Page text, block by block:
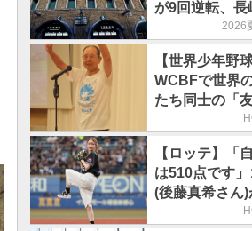
が9回逆転、長
は15得点で大
2026
【世界少年野
WCBFで世界
たち同士の「
輪」が広がる
【ロッテ】「
は510点です
(後藤真希さん)
モニアルピッ